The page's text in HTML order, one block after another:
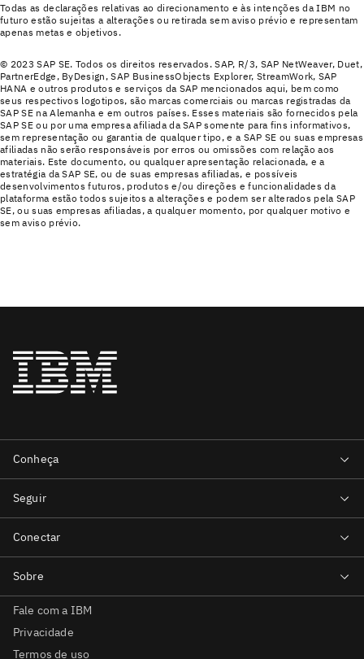
Todas as declarações relativas ao direcionamento e às intenções da IBM no
futuro estão sujeitas a alterações ou retirada sem aviso prévio e representam
apenas metas e objetivos.
© 2023 SAP SE. Todos os direitos reservados. SAP, R/3, SAP NetWeaver, Duet,
PartnerEdge, ByDesign, SAP BusinessObjects Explorer, StreamWork, SAP
HANA e outros produtos e serviços da SAP mencionados aqui, bem como
seus respectivos logotipos, são marcas comerciais ou marcas registradas da
SAP SE na Alemanha e em outros países. Esses materiais são fornecidos pela
SAP SE ou por uma empresa afiliada da SAP somente para fins informativos,
sem representação ou garantia de qualquer tipo, e a SAP SE ou suas empresas
afiliadas não serão responsáveis por erros ou omissões com relação aos
materiais. Este documento, ou qualquer apresentação relacionada, e a
estratégia da SAP SE, ou de suas empresas afiliadas, e possíveis
desenvolvimentos futuros, produtos e/ou direções e funcionalidades da
plataforma estão todos sujeitos a alterações e podem ser alterados pela SAP
SE, ou suas empresas afiliadas, a qualquer momento, por qualquer motivo e
sem aviso prévio.
Fale com a IBM
Privacidade
Termos de uso